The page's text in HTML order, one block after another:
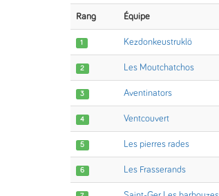
Rang Équipe
1 Kezdonkeustruklö
2 Les Moutchatchos
3 Aventinators
4 Ventcouvert
5 Les pierres rades
6 Les Frasserands